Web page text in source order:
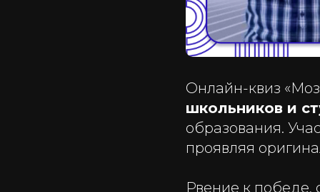
Онлайн-квиз
школьников и
образования.
проявляя
Рвение к победе,